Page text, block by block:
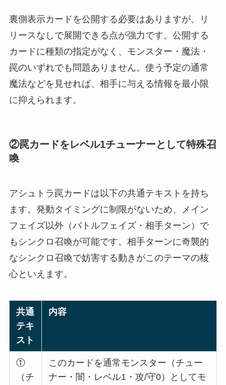
裏側表示カードを公開する必要はありますが、リ
リースなしで展開できる点が強力です。公開する
カードに種類の指定がなく、モンスター・魔法・
罠のいずれでも問題ありません。使う予定の通常
魔法などを見せれば、相手に与える情報を最小限
に抑えられます。
②罠カードをレベル1チューナーとして特殊召
喚
アシュトラ罠カードは以下の共通テキストを持ち
ます。発動タイミングに制限がないため、メイン
フェイズ以外（バトルフェイズ・相手ターン）で
もシンクロ召喚が可能です。相手ターンに奇襲的
なシンクロ召喚で妨害する動きがこのテーマの核
心といえます。
共通
テキ
スト
内容
①
（チ
このカードを通常モンスター（チュー
ナー・闇・レベル1・攻/守0）としてモ